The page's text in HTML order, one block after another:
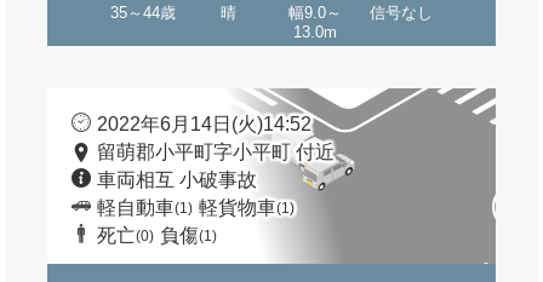
35～44歳 晴
幅9.0～
13.0m
信号なし
2022年6月14日(火)14:52
留萌郡小平町字小平町 付近
車両相互 小破事故
軽自動車(1) 軽貨物車(1)
死亡(0) 負傷(1)